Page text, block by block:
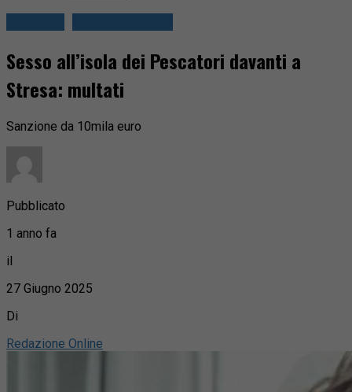
Sesso all’isola dei Pescatori davanti a
Stresa: multati
Sanzione da 10mila euro
Pubblicato
1 anno fa
il
27 Giugno 2025
Di
Redazione Online